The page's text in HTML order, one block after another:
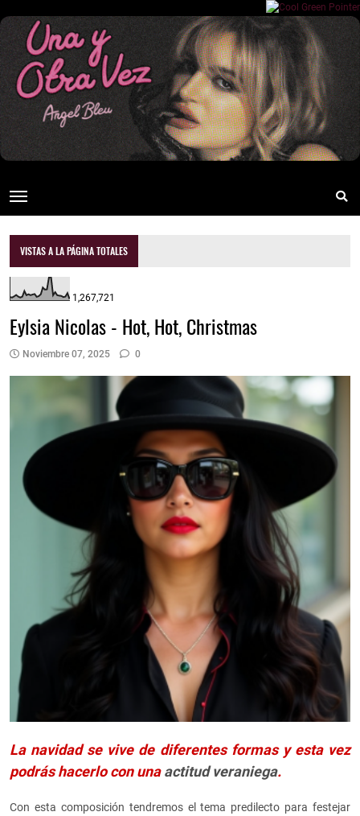
VISTAS A LA PÁGINA TOTALES
1,267,721
Eylsia Nicolas - Hot, Hot, Christmas
Noviembre 07, 2025 0
La navidad se vive de diferentes formas y esta vez
podrás hacerlo con unaactitud veraniega.
Con esta composición tendremos el tema predilecto para festejar